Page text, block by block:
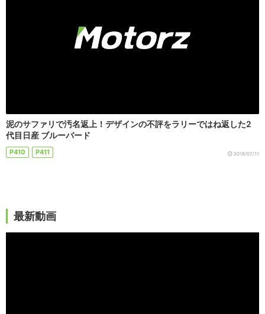
泥のサファリで汚名返上！デザインの不評をラリーではね返した2
代目日産 ブルーバード
P410 P411 2018/07/11
最新動画